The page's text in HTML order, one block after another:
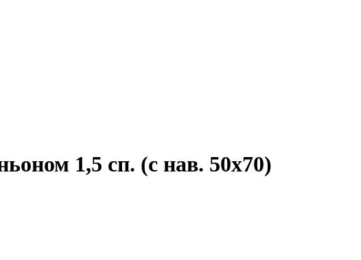
1,5 сп. (с нав. 50х70)